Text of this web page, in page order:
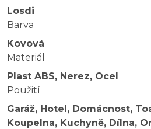
Losdi
Barva
Kovová
Materiál
Plast ABS, Nerez, Ocel
Použití
Garáž, Hotel, Domácnost,
Koupelna, Kuchyně, Dílna,